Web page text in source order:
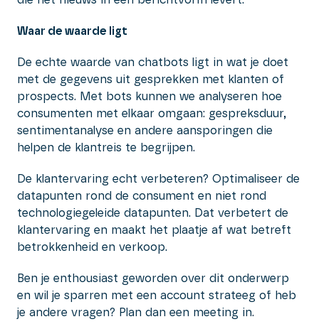
Waar de waarde ligt
De echte waarde van chatbots ligt in wat je doet
met de gegevens uit gesprekken met klanten of
prospects. Met bots kunnen we analyseren hoe
consumenten met elkaar omgaan: gespreksduur,
sentimentanalyse en andere aansporingen die
helpen de klantreis te begrijpen.
De klantervaring echt verbeteren? Optimaliseer de
datapunten rond de consument en niet rond
technologiegeleide datapunten. Dat verbetert de
klantervaring en maakt het plaatje af wat betreft
betrokkenheid en verkoop.
Ben je enthousiast geworden over dit onderwerp
en wil je sparren met een account strateeg of heb
je andere vragen? Plan dan een meeting in.